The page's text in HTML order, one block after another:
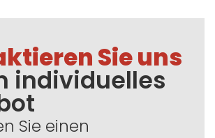
Sie uns
individuelles
Sie einen